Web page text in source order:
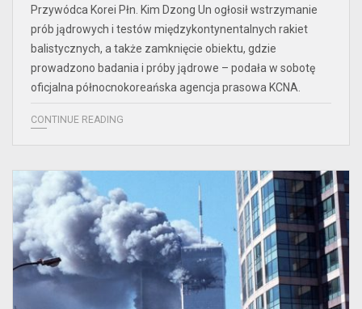
Przywódca Korei Płn. Kim Dzong Un ogłosił wstrzymanie
prób jądrowych i testów międzykontynentalnych rakiet
balistycznych, a także zamknięcie obiektu, gdzie
prowadzono badania i próby jądrowe – podała w sobotę
oficjalna północnokoreańska agencja prasowa KCNA.
CONTINUE READING